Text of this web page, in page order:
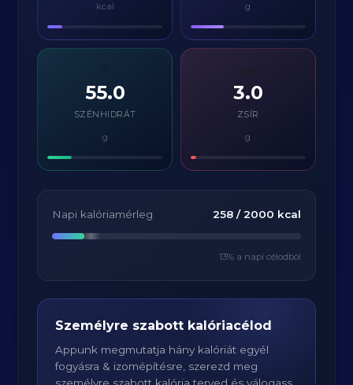
kcal g
⚡
55.0
SZÉNHIDRÁT
g
3.0
ZSÍR
g
Napi kalóriamérleg 258/ 2000 kcal
13% a napi célodból
Személyre szabott kalóriacélod
Appunk megmutatja hány kalóriát egyél
fogyásra & izomépítésre, szerezd meg